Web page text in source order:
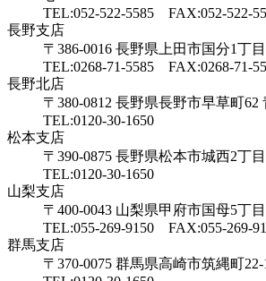
TEL:052-522-5585 FAX:052-522-
長野支店
〒386-0016 長野県上田市国分1丁
TEL:0268-71-5585 FAX:0268-71-
長野北店
〒380-0812 長野県長野市早草町62
TEL:0120-30-1650
松本支店
〒390-0875 長野県松本市城西2丁
TEL:0120-30-1650
山梨支店
〒400-0043 山梨県甲府市国母5丁
TEL:055-269-9150 FAX:055-269-
群馬支店
〒370-0075 群馬県高崎市筑縄町